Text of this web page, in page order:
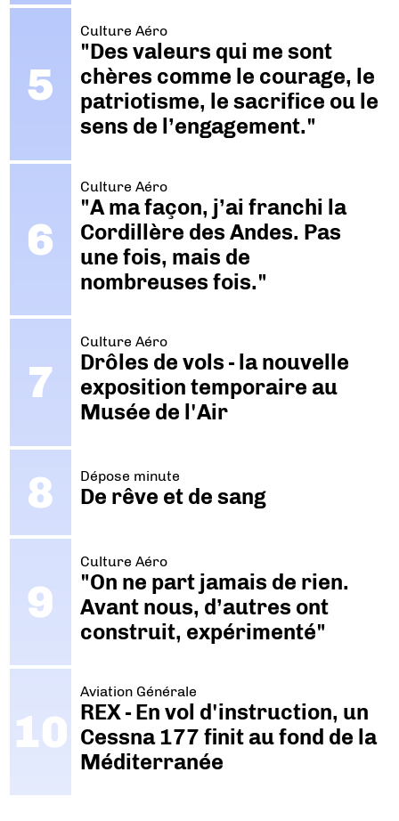
Culture Aéro
"Des valeurs qui me sont
chères comme le courage, le
patriotisme, le sacrifice ou le
sens de l’engagement."
Culture Aéro
"A ma façon, j’ai franchi la
Cordillère des Andes. Pas
une fois, mais de
nombreuses fois."
Culture Aéro
Drôles de vols - la nouvelle
exposition temporaire au
Musée de l'Air
Dépose minute
De rêve et de sang
Culture Aéro
"On ne part jamais de rien.
Avant nous, d’autres ont
construit, expérimenté"
Aviation Générale
REX - En vol d'instruction, un
Cessna 177 finit au fond de la
Méditerranée